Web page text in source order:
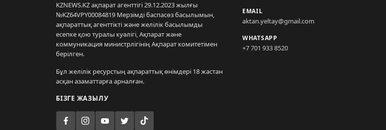
KZNEWS.KZ ақпарат агенттігі 29.12.2023 жылғы
№KZ64VPY00084819 Мерзімді баспасөз басылымын,
ақпараттық агенттікті және желілік басылымды
есепке қою туралы куәлігі, Ақпарат және
коммуникация министрлігінің Ақпарат комитетімен
берілген.
Бұл желілік ресурстың ақпараттық өнімдері 18 жастан
асқан азаматтарға арналған.
БІЗГЕ ЖАЗЫЛУ
EMAIL
aktan.yeltay@gmail.com
WHATSAPP
+7 701 933 8520